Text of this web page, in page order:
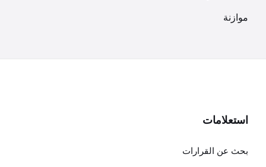
موازنة
استعلامات
بحث عن القرارات